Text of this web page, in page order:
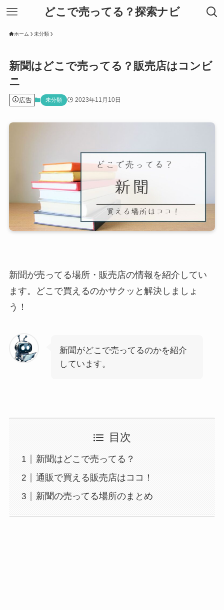
どこで売ってる？探索ナビ
ホーム 未分類
新聞はどこで売ってる？販売店はコンビ
ニ
広告 未分類 2023年11月10日
新聞が売ってる場所・販売店の情報を紹介してい
ます。どこで買えるのかサクッと解決しましょ
う！
新聞がどこで売ってるのかを紹介
しています。
目次
新聞はどこで売ってる？
通販で買える販売店はココ！
新聞の売ってる場所のまとめ